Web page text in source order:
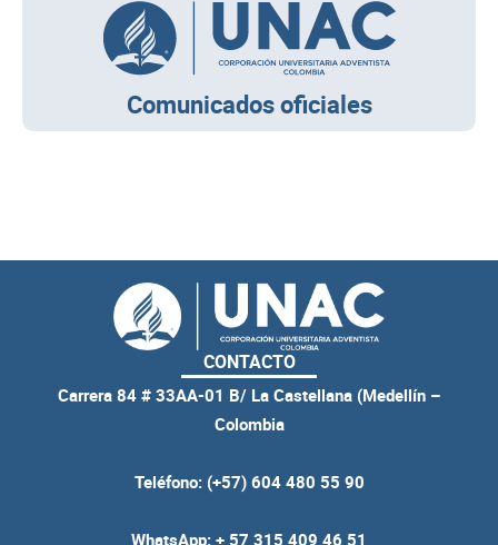
Comunicados oficiales
CONTACTO
Carrera 84 # 33AA-01 B/ La Castellana (Medellín –
Colombia
Teléfono: (+57) 604 480 55 90
WhatsApp: + 57 315 409 46 51